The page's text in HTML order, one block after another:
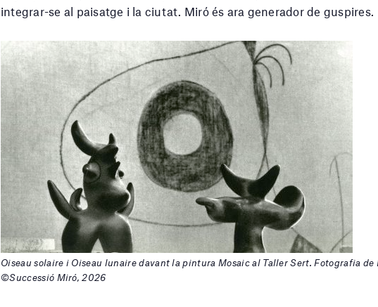
integrar-se al paisatge i la ciutat. Miró és ara generador de guspires.
Oiseau solaire i Oiseau lunaire davant la pintura Mosaic al Taller Sert. Fotografia de
©Successió Miró, 2026